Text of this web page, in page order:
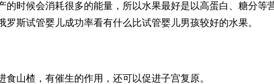
的时候会消耗很多的能量，所以水果最好是以高蛋白、糖分等
罗斯试管婴儿成功率看有什么比试管婴儿男孩较好的水果。
山楂，有催生的作用，还可以促进子宫复原。